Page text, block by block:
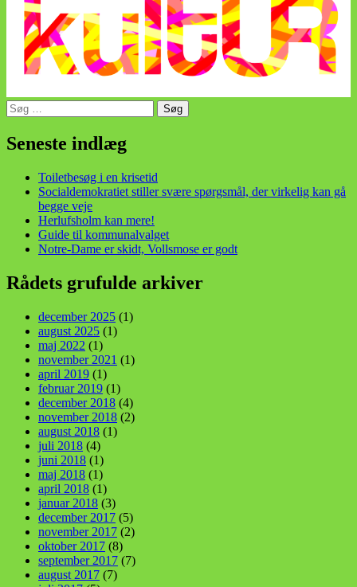
Søg
efter:
Seneste indlæg
Toiletbesøg i en krisetid
Socialdemokratiet stiller svære spørgsmål, der virkelig kan gå
begge veje
Herlufsholm kan mere!
Guide til kommunalvalget
Notre-Dame er skidt, Vollsmose er godt
Rådets grufulde arkiver
december 2025 (1)
august 2025 (1)
maj 2022 (1)
november 2021 (1)
april 2019 (1)
februar 2019 (1)
december 2018 (4)
november 2018 (2)
august 2018 (1)
juli 2018 (4)
juni 2018 (1)
maj 2018 (1)
april 2018 (1)
januar 2018 (3)
december 2017 (5)
november 2017 (2)
oktober 2017 (8)
september 2017 (7)
august 2017 (7)